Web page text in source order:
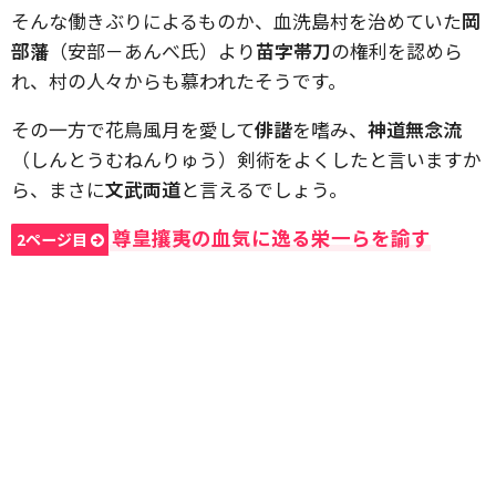
そんな働きぶりによるものか、血洗島村を治めていた岡
部藩 （安部－あんべ氏）より苗字帯刀の権利を認めら
れ、村の人々からも慕われたそうです。
その一方で花鳥風月を愛して俳諧を嗜み、 神道無念流
（しんとうむねんりゅう）剣術をよくしたと言いますか
ら、まさに文武両道と言えるでしょう。
2ページ目 尊皇攘夷の血気に逸る栄一らを諭す